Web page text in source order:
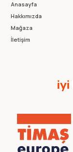
Anasayfa
Hakkımızda
Mağaza
İletişim
iyi